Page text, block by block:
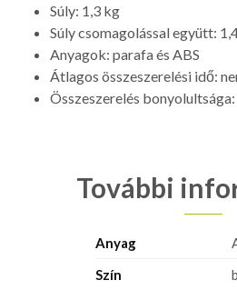
Súly: 1,3 kg
Súly csomagolással együtt:
Anyagok: parafa és ABS
Átlagos összeszerelési idő:
Összeszerelés
További
Anyag
Szín